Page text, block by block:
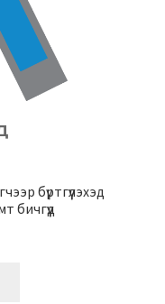
бүртгүүлэхэд
бичгүүд